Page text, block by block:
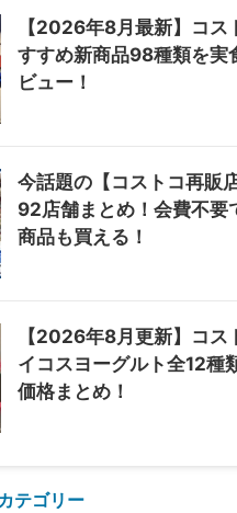
【2026年8月最新】コス
すすめ新商品98種類を実
ビュー！
今話題の【コストコ再販
92店舗まとめ！会費不要
商品も買える！
【2026年8月更新】コス
イコスヨーグルト全12種
価格まとめ！
テゴリー